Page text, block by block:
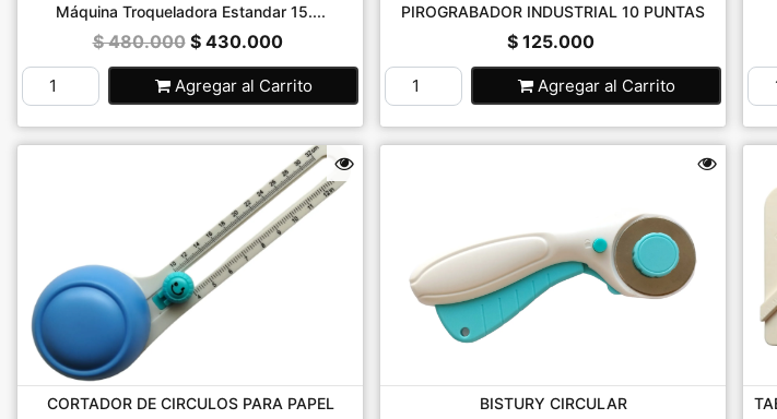
Máquina Troqueladora Estandar 15....
$ 480.000 $ 430.000
Agregar al Carrito
PIROGRABADOR INDUSTRIAL 10 PUNTAS
$ 125.000
Agregar al Carrito
CORTADOR DE CIRCULOS PARA PAPEL BISTURY CIRCULAR